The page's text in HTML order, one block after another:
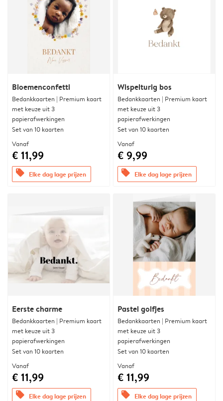
Bloemenconfetti
Bedankkaarten | Premium kaart
met keuze uit 3
papierafwerkingen
Set van 10 kaarten
Vanaf
€ 11,99
offers Elke dag lage prijzen
Wispelturig bos
Bedankkaarten | Premium kaart
met keuze uit 3
papierafwerkingen
Set van 10 kaarten
Vanaf
€ 9,99
offers Elke dag lage prijzen
Eerste charme
Bedankkaarten | Premium kaart
met keuze uit 3
papierafwerkingen
Set van 10 kaarten
Vanaf
€ 11,99
offers Elke dag lage prijzen
Pastel golfjes
Bedankkaarten | Premium kaart
met keuze uit 3
papierafwerkingen
Set van 10 kaarten
Vanaf
€ 11,99
offers Elke dag lage prijzen